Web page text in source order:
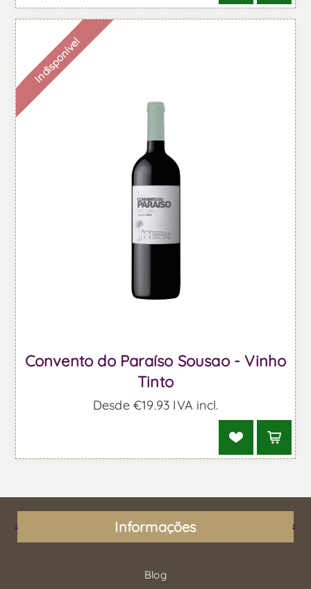
Indisponível
Convento do Paraíso Sousao - Vinho
Tinto
Desde €19,93 IVA incl.
Informações
Blog